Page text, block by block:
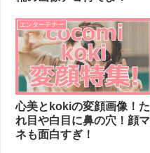
エンターテナー
心美とkokiの変顔画像！た
れ目や白目に鼻の穴！顔マ
ネも面白すぎ！